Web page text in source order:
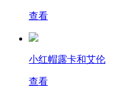
查看
小红帽露卡和艾伦
查看